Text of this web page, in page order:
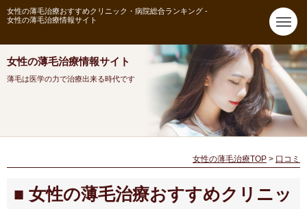
女性の薄毛治療おすすめクリニック・病院総合ランキング -
女性の薄毛治療情報サイト
女性の薄毛治療情報サイト
薄毛は医学の力で治療出来る時代です
女性の薄毛治療TOP > 口コミ
女性の薄毛治療おすすめクリニッ